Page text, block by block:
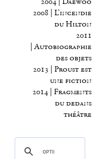
2008 | L’incendie
du Hilton
2011
| Autobiographie
des objets
2013 | Proust est
une fiction
2014 | Fragments
du dedans
théâtre